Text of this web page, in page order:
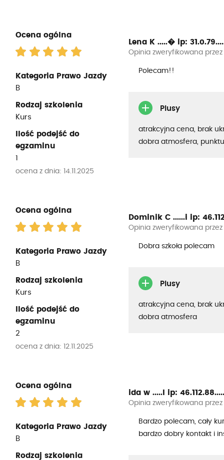
Ocena ogólna
Kategoria Prawo Jazdy
B
Rodzaj szkolenia
Kurs
Ilość podejść do
egzaminu
1
ocena z dnia: 14.11.2025
Lena K .....� ip:
Opinia zweryfikowana
Polecam!!
Plusy
atrakcyjna cena, brak
dobra atmosfera,
Ocena ogólna
Kategoria Prawo Jazdy
B
Rodzaj szkolenia
Kurs
Ilość podejść do
egzaminu
2
ocena z dnia: 12.11.2025
Dominik C ......i ip:
Opinia zweryfikowana
Dobra szkoła polecam
Plusy
atrakcyjna cena, brak
dobra atmosfera
Ocena ogólna
Kategoria Prawo Jazdy
B
Rodzaj szkolenia
ida w .....l ip: 46.112.88.....
Opinia zweryfikowana
Bardzo polecam, cały
bardzo dobry kontakt i